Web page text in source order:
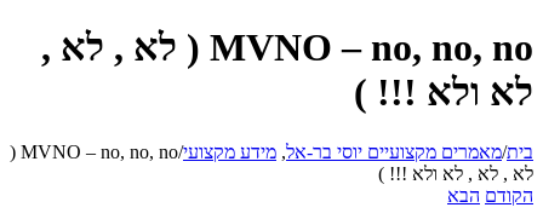
MVNO – no, no, no ( לא , לא ,
לא ולא !!! )
בית/מאמרים מקצועיים יוסי בר-אל, מידע מקצועי/
MVNO – no, no, no (
לא , לא , לא ולא !!! )
הקודם הבא